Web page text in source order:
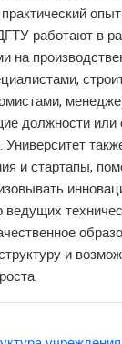
работают в
на
должности или
и стартапы,
и